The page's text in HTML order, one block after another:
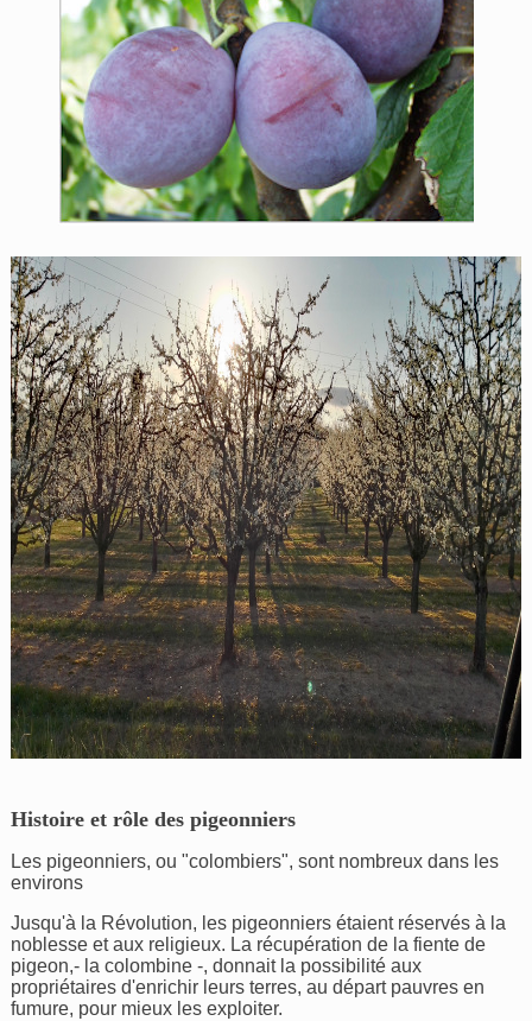
Histoire et rôle des pigeonniers
Les pigeonniers, ou "colombiers", sont nombreux dans les
environs
Jusqu'à la Révolution, les pigeonniers étaient réservés à la
noblesse et aux religieux. La récupération de la fiente de
pigeon,- la colombine -, donnait la possibilité aux
propriétaires d'enrichir leurs terres, au départ pauvres en
fumure, pour mieux les exploiter.